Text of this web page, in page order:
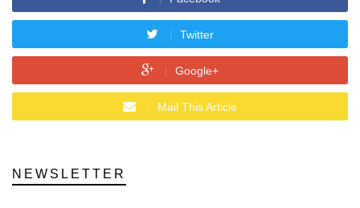
Twitter
Google+
Mail This Article
NEWSLETTER